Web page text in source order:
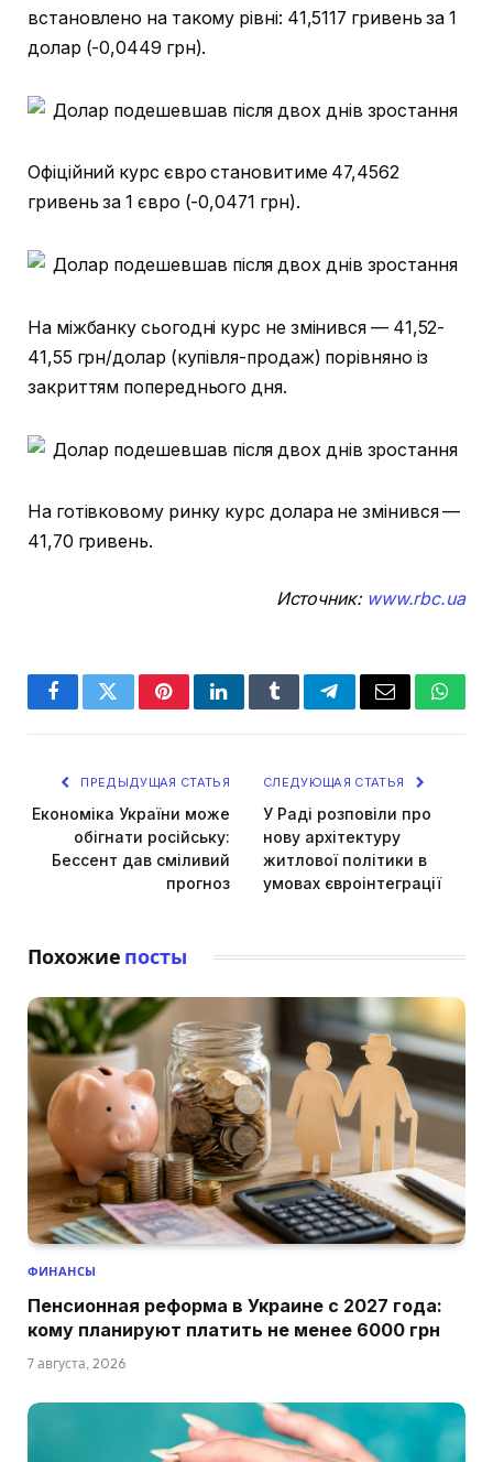
встановлено на такому рівні: 41,5117 гривень за 1
долар (-0,0449 грн).
Офіційний курс євро становитиме 47,4562
гривень за 1 євро (-0,0471 грн).
На міжбанку сьогодні курс не змінився — 41,52-
41,55 грн/долар (купівля-продаж) порівняно із
закриттям попереднього дня.
На готівковому ринку курс долара не змінився —
41,70 гривень.
Источник: www.rbc.ua
FacebookTwitterPinterestLinkedInTumblrTelegramEmail
ПРЕДЫДУЩАЯ СТАТЬЯ
Економіка України може
обігнати російську:
Бессент дав сміливий
прогноз
СЛЕДУЮЩАЯ СТАТЬЯ
У Раді розповіли про
нову архітектуру
житлової політики в
умовах євроінтеграції
Похожие посты
ФИНАНСЫ
Пенсионная реформа в Украине с 2027 года:
кому планируют платить не менее 6000 грн
7 августа, 2026